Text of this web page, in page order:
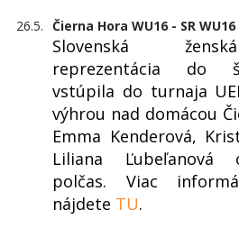
26.5. Čierna Hora WU16 - SR WU16
Slovenská
reprezentácia do
vstúpila do turnaja
výhrou nad domácou
Emma Kenderová,
Liliana Ľubeľanová
polčas. Viac
nájdete TU.